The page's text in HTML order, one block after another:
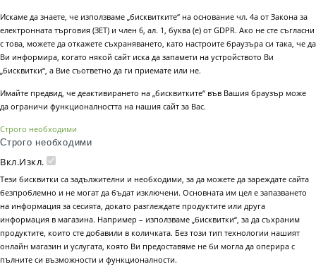
Искаме да знаете, че използваме „бисквитките“ на основание чл. 4а от Закона за
електронната търговия (ЗЕТ) и член 6, ал. 1, буква (е) от GDPR. Ако не сте съгласни
с това, можете да откажете съхраняването, като настроите браузъра си така, че да
Ви информира, когато някой сайт иска да запамети на устройството Ви
„бисквитки“, а Вие съответно да ги приемате или не.
Имайте предвид, че деактивирането на „бисквитките“ във Вашия браузър може
да ограничи функционалността на нашия сайт за Вас.
Строго необходими
Строго необходими
Вкл.Изкл.
Тези бисквитки са задължителни и необходими, за да можете да зареждате сайта
безпроблемно и не могат да бъдат изключени. Основната им цел е запазването
на информация за сесията, докато разглеждате продуктите или друга
информация в магазина. Например – използваме „бисквитки“, за да съхраним
продуктите, които сте добавили в количката. Без този тип технологии нашият
онлайн магазин и услугата, която Ви предоставяме не би могла да оперира с
пълните си възможности и функционалности.